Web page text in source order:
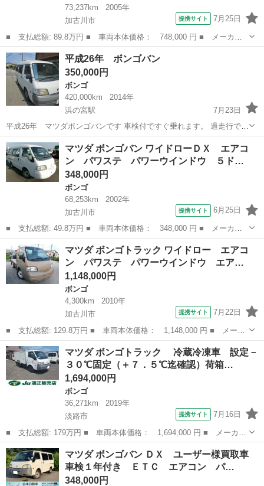
73,237km
2005年
加古川市
提携サイト 7月25日
■ 支払総額: 89.8万円 ■ 車両本体価格： 748,000 円 ■ メーカー
名： マツダ ■ 車種名： ボンゴトラック ■ グレード名： ロン
グワイドローＤＸ エアコン パワステ パワーウインドウ エアバ
ック ＥＴＣ...
兵庫 加古川市 ボンゴ
平成26年 ボンゴバン
350,000円
ボンゴ
420,000km
2014年
浜の宮駅
7月23日
平成26年 マツダボンゴバンです 車検付ですぐ乗れます。 過走行です
が、メンテナンスされて乗ってますので、長距離も普通に大丈夫で
す。 燃費 下道でリッター１２キロ程度です。 高速ではもう少しのび
ると思います。 荷台はフラット...
兵庫 加古川市 浜の宮駅
マツダ ボンゴバン ワイドローＤＸ エアコ
ン パワステ パワーウインドウ ５ド…
348,000円
ボンゴ
68,253km
2002年
加古川市
提携サイト 6月25日
■ 支払総額: 49.8万円 ■ 車両本体価格： 348,000 円 ■ メーカー
名： マツダ ■ 車種名： ボンゴバン ■ グレード名： ワイドロ
ーＤＸ エアコン パワステ パワーウインドウ ５ドア ＥＴＣ
■ 排気量：...
兵庫 加古川市 ボンゴ
マツダ ボンゴトラック ワイドロー エアコ
ン パワステ パワーウインドウ エア…
1,148,000円
ボンゴ
4,300km
2010年
加古川市
提携サイト 7月22日
■ 支払総額: 129.8万円 ■ 車両本体価格： 1,148,000 円 ■ メーカ
ー名： マツダ ■ 車種名： ボンゴトラック ■ グレード名： ワ
イドロー エアコン パワステ パワーウインドウ エアバック Ｅ
ＴＣ１年...
兵庫 加古川市 ボンゴ
マツダ ボンゴトラック 冷蔵冷凍車 設定－
３０℃固定（＋７．５℃迄確認）荷箱…
1,694,000円
ボンゴ
36,271km
2019年
淡路市
提携サイト 7月16日
■ 支払総額: 179万円 ■ 車両本体価格： 1,694,000 円 ■ メーカー
名： マツダ ■ 車種名： ボンゴトラック ■ グレード名： 冷
蔵冷凍車 設定－３０℃固定（＋７．５℃迄確認）荷箱両側スライ
ド リヤ観音...
兵庫 淡路市 ボンゴ
マツダ ボンゴバン ＤＸ ユーザー様買取車
車検１年付き ＥＴＣ エアコン パ…
348,000円